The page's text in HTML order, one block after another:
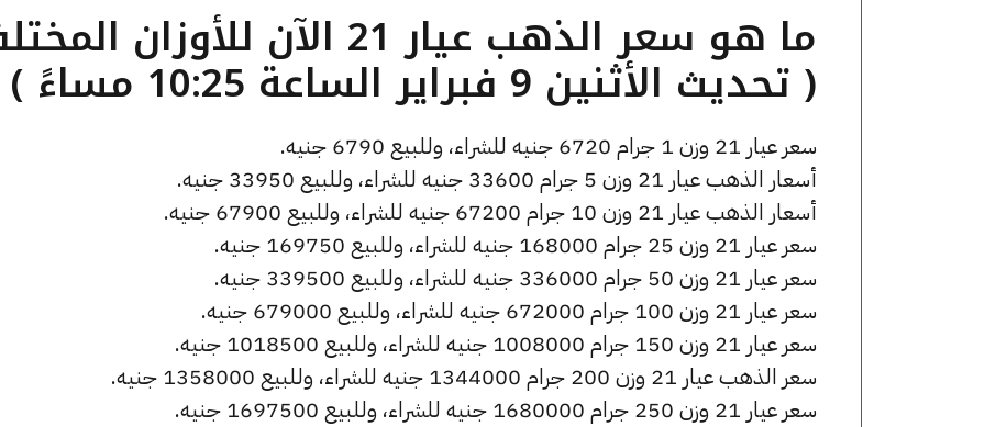
ما هو سعر الذهب عيار 21 الآن للأوزان
( تحديث الأثنين 9 فبراير الساعة 10:25 مساءً )
سعر عيار 21 وزن 1 جرام 6720 جنيه للشراء، وللبيع 6790 جنيه.
أسعار الذهب عيار 21 وزن 5 جرام 33600 جنيه للشراء، وللبيع 33950 جنيه.
أسعار الذهب عيار 21 وزن 10 جرام 67200 جنيه للشراء، وللبيع 67900 جنيه.
سعر عيار 21 وزن 25 جرام 168000 جنيه للشراء، وللبيع 169750 جنيه.
سعر عيار 21 وزن 50 جرام 336000 جنيه للشراء، وللبيع 339500 جنيه.
سعر عيار 21 وزن 100 جرام 672000 جنيه للشراء، وللبيع 679000 جنيه.
سعر عيار 21 وزن 150 جرام 1008000 جنيه للشراء، وللبيع 1018500 جنيه.
سعر الذهب عيار 21 وزن 200 جرام 1344000 جنيه للشراء، وللبيع 1358000 جنيه.
سعر عيار 21 وزن 250 جرام 1680000 جنيه للشراء، وللبيع 1697500 جنيه.